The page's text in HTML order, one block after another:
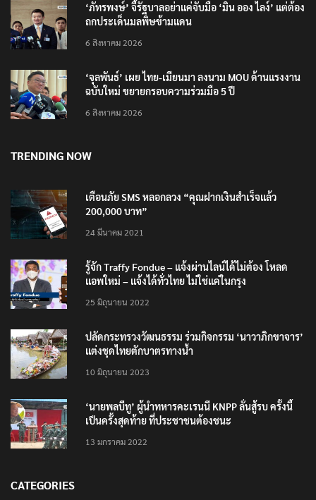
‘ภัทรพงษ์’ จี้รัฐบาลอย่าแค่จับมือ ‘มิน ออง ไลง์’ แต่ต้อง
ถกประเด็นมลพิษข้ามแดน
6 สิงหาคม 2026
‘จุลพันธ์’ เผย ไทย-เมียนมา ลงนาม MOU ด้านแรงงาน
ฉบับใหม่ ขยายกรอบความร่วมมือ 5 ปี
6 สิงหาคม 2026
TRENDING NOW
เตือนภัย SMS หลอกลวง “คุณฝากเงินสำเร็จแล้ว
200,000 บาท”
24 มีนาคม 2021
รู้จัก Traffy Fondue – แจ้งผ่านไลน์ได้ไม่ต้อง โหลด
แอพใหม่ – แจ้งได้ทั่วไทย ไม่ใช่แค่ในกรุง
25 มิถุนายน 2022
ปลัดกระทรวงวัฒนธรรม ร่วมกิจกรรม ‘นาวาภิกขาจาร’
แต่งชุดไทยตักบาตรทางน้ำ
10 มิถุนายน 2023
‘นายพลบีทู’ ผู้นำทหารคะเรนนี KNPP ลั่นสู้รบ ครั้งนี้
เป็นครั้งสุดท้าย ที่ประชาชนต้องชนะ
13 มกราคม 2022
CATEGORIES